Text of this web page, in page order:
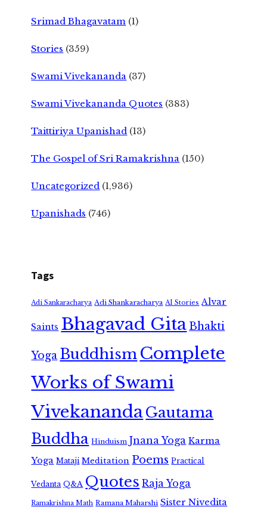
Srimad Bhagavatam (1)
Stories (359)
Swami Vivekananda (37)
Swami Vivekananda Quotes (383)
Taittiriya Upanishad (13)
The Gospel of Sri Ramakrishna (150)
Uncategorized (1,936)
Upanishads (746)
Tags
Adi Sankaracharya Adi Shankaracharya AI Stories Alvar
Saints Bhagavad GitaBhakti
Yoga Buddhism Complete
Works of Swami
VivekanandaGautama
Buddha Hinduism Jnana Yoga Karma
Yoga Mataji Meditation Poems Practical
Vedanta Q&A Quotes Raja Yoga
Ramakrishna Math Ramana Maharshi Sister Nivedita